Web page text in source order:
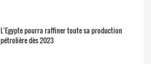
L’Egypte pourra raffiner toute sa production
pétrolière dès 2023